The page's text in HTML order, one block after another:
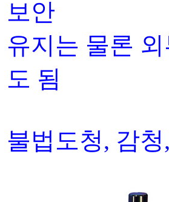
보안
유지는 물론
도 됨
불법도청, 감